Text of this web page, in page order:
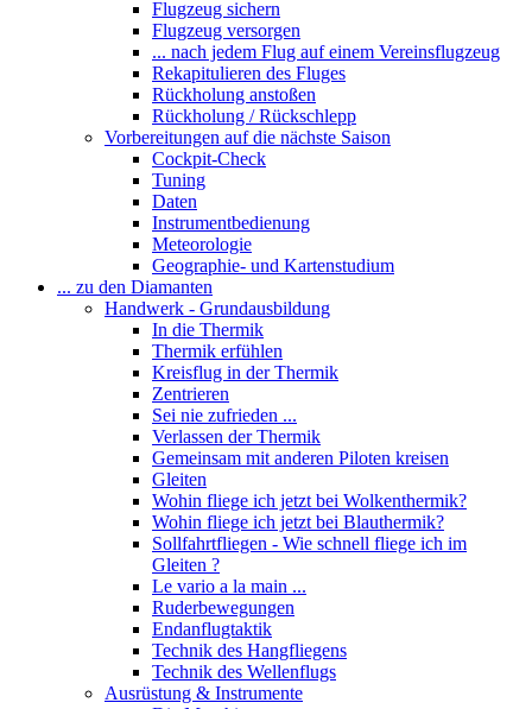
Flugzeug sichern
Flugzeug versorgen
... nach jedem Flug auf einem Vereinsflugzeug
Rekapitulieren des Fluges
Rückholung anstoßen
Rückholung / Rückschlepp
Vorbereitungen auf die nächste Saison
Cockpit-Check
Tuning
Daten
Instrumentbedienung
Meteorologie
Geographie- und Kartenstudium
... zu den Diamanten
Handwerk - Grundausbildung
In die Thermik
Thermik erfühlen
Kreisflug in der Thermik
Zentrieren
Sei nie zufrieden ...
Verlassen der Thermik
Gemeinsam mit anderen Piloten kreisen
Gleiten
Wohin fliege ich jetzt bei Wolkenthermik?
Wohin fliege ich jetzt bei Blauthermik?
Sollfahrtfliegen - Wie schnell fliege ich im
Gleiten ?
Le vario a la main ...
Ruderbewegungen
Endanflugtaktik
Technik des Hangfliegens
Technik des Wellenflugs
Ausrüstung & Instrumente